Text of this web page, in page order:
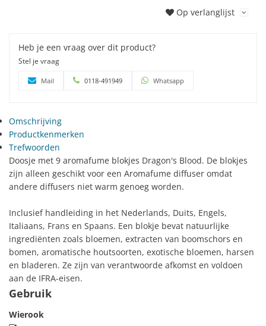
Op verlanglijst
Heb je een vraag over dit product?
Stel je vraag
Mail 0118-491949 Whatsapp
Omschrijving
Productkenmerken
Trefwoorden
Doosje met 9 aromafume blokjes Dragon's Blood. De blokjes
zijn alleen geschikt voor een Aromafume diffuser omdat
andere diffusers niet warm genoeg worden.
Inclusief handleiding in het Nederlands, Duits, Engels,
Italiaans, Frans en Spaans. Een blokje bevat natuurlijke
ingrediënten zoals bloemen, extracten van boomschors en
bomen, aromatische houtsoorten, exotische bloemen, harsen
en bladeren. Ze zijn van verantwoorde afkomst en voldoen
aan de IFRA-eisen.
Gebruik
Wierook